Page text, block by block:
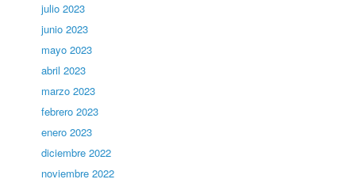
julio 2023
junio 2023
mayo 2023
abril 2023
marzo 2023
febrero 2023
enero 2023
diciembre 2022
noviembre 2022